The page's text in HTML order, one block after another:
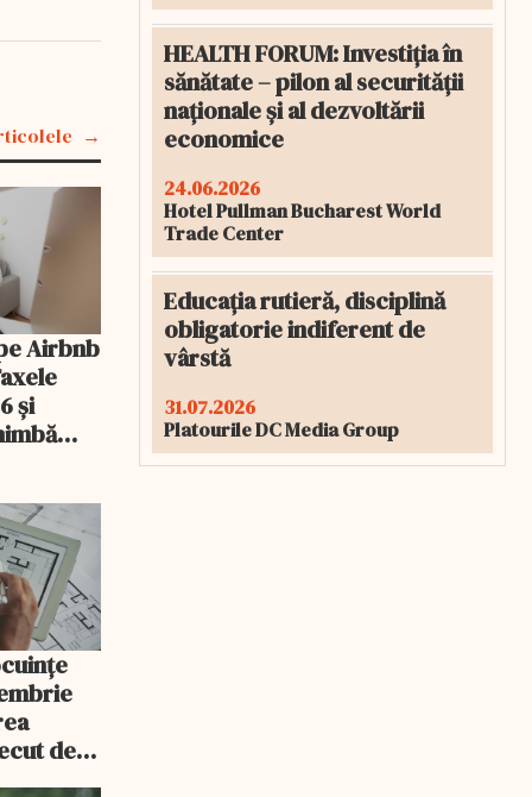
Airbnb
și
de
HEALTH FORUM: Investiția în
sănătate – pilon al securității
naționale și al dezvoltării
economice
24.06.2026
Hotel Pullman Bucharest World
Trade Center
Educația rutieră, disciplină
obligatorie indiferent de
vârstă
31.07.2026
Platourile DC Media Group